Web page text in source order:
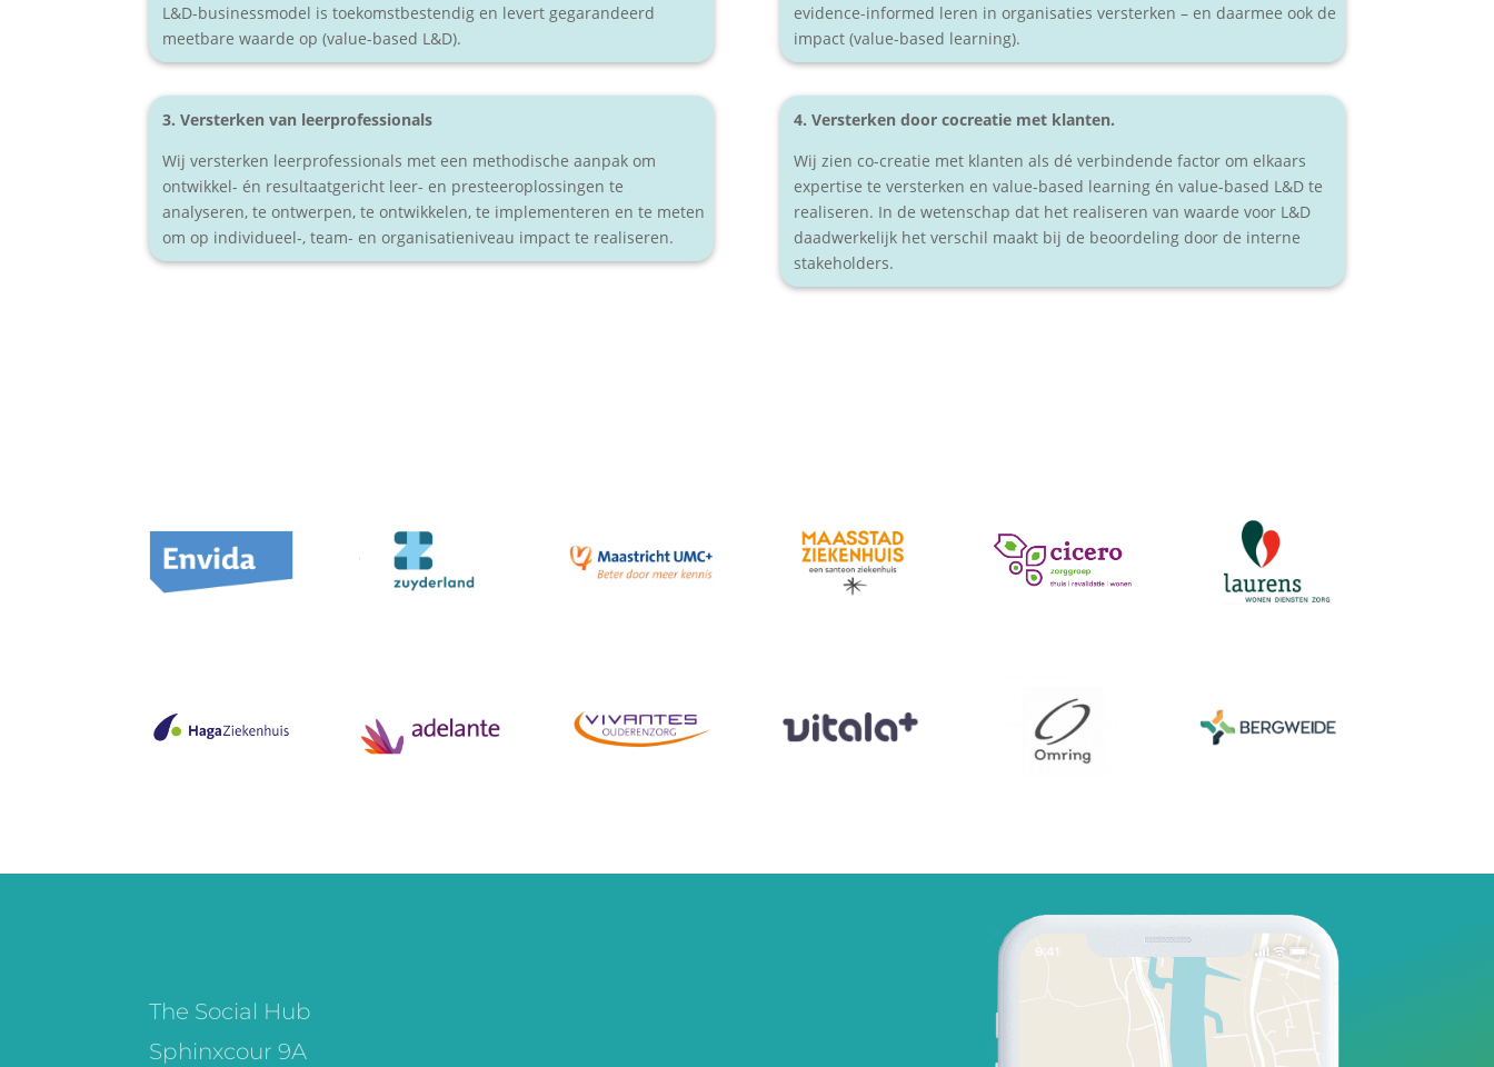
L&D-businessmodel is toekomstbestendig en levert gegarandeerd
meetbare waarde op (value-based L&D).
3. Versterken van leerprofessionals
Wij versterken leerprofessionals met een methodische aanpak om
ontwikkel- én resultaatgericht leer- en presteeroplossingen te
analyseren, te ontwerpen, te ontwikkelen, te implementeren en te meten
om op individueel-, team- en organisatieniveau impact te realiseren.
evidence-informed leren in organisaties versterken – en daarmee ook de
impact (value-based learning).
4. Versterken door cocreatie met klanten.
Wij zien co-creatie met klanten als dé verbindende factor om elkaars
expertise te versterken en value-based learning én value-based L&D te
realiseren. In de wetenschap dat het realiseren van waarde voor L&D
daadwerkelijk het verschil maakt bij de beoordeling door de interne
stakeholders.
The Social Hub
Sphinxcour 9A